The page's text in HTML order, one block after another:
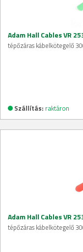
Adam Hall Cables VR
tépőzáras kábelkötegelő
Szállítás: raktáron
Adam Hall Cables VR
tépőzáras kábelkötegelő